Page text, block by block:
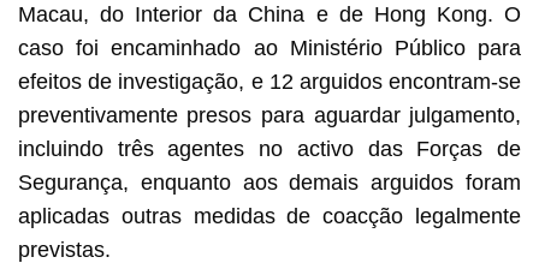
Macau, do Interior da China e de Hong Kong. O
caso foi encaminhado ao Ministério Público para
efeitos de investigação, e 12 arguidos encontram-se
preventivamente presos para aguardar julgamento,
incluindo três agentes no activo das Forças de
Segurança, enquanto aos demais arguidos foram
aplicadas outras medidas de coacção legalmente
previstas.